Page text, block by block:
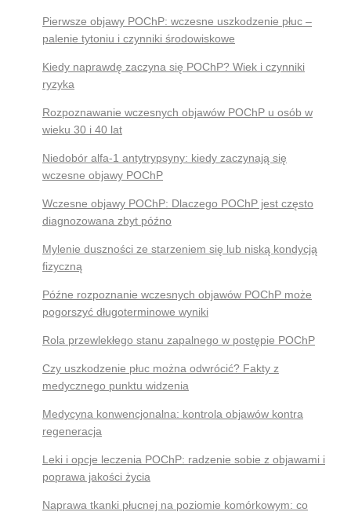
Pierwsze objawy POChP: wczesne uszkodzenie płuc –
palenie tytoniu i czynniki środowiskowe
Kiedy naprawdę zaczyna się POChP? Wiek i czynniki
ryzyka
Rozpoznawanie wczesnych objawów POChP u osób w
wieku 30 i 40 lat
Niedobór alfa-1 antytrypsyny: kiedy zaczynają się
wczesne objawy POChP
Wczesne objawy POChP: Dlaczego POChP jest często
diagnozowana zbyt późno
Mylenie duszności ze starzeniem się lub niską kondycją
fizyczną
Późne rozpoznanie wczesnych objawów POChP może
pogorszyć długoterminowe wyniki
Rola przewlekłego stanu zapalnego w postępie POChP
Czy uszkodzenie płuc można odwrócić? Fakty z
medycznego punktu widzenia
Medycyna konwencjonalna: kontrola objawów kontra
regeneracja
Leki i opcje leczenia POChP: radzenie sobie z objawami i
poprawa jakości życia
Naprawa tkanki płucnej na poziomie komórkowym: co